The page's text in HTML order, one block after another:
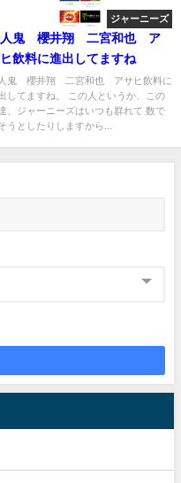
ジャーニーズ
人鬼 櫻井翔 二宮和也 ア
飲料に進出してますね
鬼 櫻井翔 二宮和也 アサヒ飲料に
してますね。 この人というか、この
、ジャーニーズはいつも群れて 数で
うとしたりしますから...